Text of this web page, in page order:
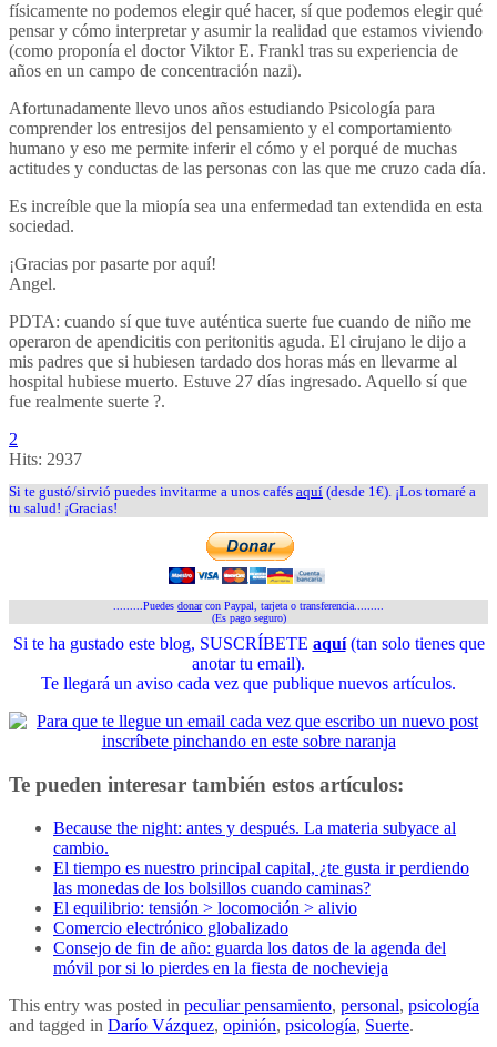
físicamente no podemos elegir qué hacer, sí que podemos elegir qué
pensar y cómo interpretar y asumir la realidad que estamos viviendo
(como proponía el doctor Viktor E. Frankl tras su experiencia de
años en un campo de concentración nazi).
Afortunadamente llevo unos años estudiando Psicología para
comprender los entresijos del pensamiento y el comportamiento
humano y eso me permite inferir el cómo y el porqué de muchas
actitudes y conductas de las personas con las que me cruzo cada día.
Es increíble que la miopía sea una enfermedad tan extendida en esta
sociedad.
¡Gracias por pasarte por aquí!
Angel.
PDTA: cuando sí que tuve auténtica suerte fue cuando de niño me
operaron de apendicitis con peritonitis aguda. El cirujano le dijo a
mis padres que si hubiesen tardado dos horas más en llevarme al
hospital hubiese muerto. Estuve 27 días ingresado. Aquello sí que
fue realmente suerte ?.
2
Hits: 2937
Si te gustó/sirvió puedes invitarme a unos cafés aquí (desde 1€). ¡Los tomaré a
tu salud! ¡Gracias!
.........Puedes donarcon Paypal, tarjeta o transferencia.........
(Es pago seguro)
Si te ha gustado este blog, SUSCRÍBETE aquí(tan solo tienes que
anotar tu email).
Te llegará un aviso cada vez que publique nuevos artículos.
Te pueden interesar también estos artículos:
Because the night: antes y después. La materia subyace al
cambio.
El tiempo es nuestro principal capital, ¿te gusta ir perdiendo
las monedas de los bolsillos cuando caminas?
El equilibrio: tensión > locomoción > alivio
Comercio electrónico globalizado
Consejo de fin de año: guarda los datos de la agenda del
móvil por si lo pierdes en la fiesta de nochevieja
This entry was posted in peculiar pensamiento, personal, psicología
and tagged in Darío Vázquez, opinión, psicología, Suerte.